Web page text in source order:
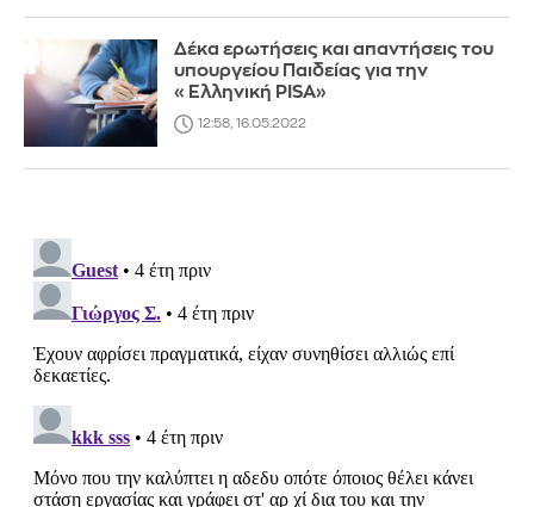
Δέκα ερωτήσεις και απαντήσεις του
υπουργείου Παιδείας για την
«Ελληνική PISA»
12:58, 16.05.2022